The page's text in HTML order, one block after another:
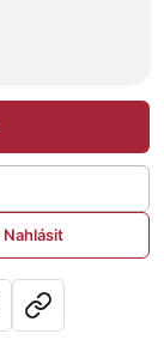
Nahlásit